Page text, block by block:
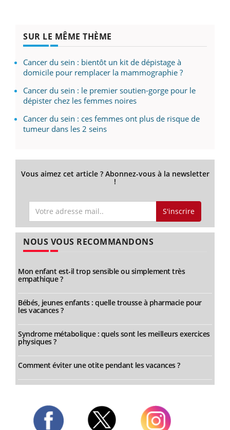
SUR LE MÊME THÈME
Cancer du sein : bientôt un kit de dépistage à
domicile pour remplacer la mammographie ?
Cancer du sein : le premier soutien-gorge pour le
dépister chez les femmes noires
Cancer du sein : ces femmes ont plus de risque de
tumeur dans les 2 seins
Vous aimez cet article ? Abonnez-vous à la newsletter
!
S'inscrire
NOUS VOUS RECOMMANDONS
Mon enfant est-il trop sensible ou simplement très
empathique ?
Bébés, jeunes enfants : quelle trousse à pharmacie pour
les vacances ?
Syndrome métabolique : quels sont les meilleurs exercices
physiques ?
Comment éviter une otite pendant les vacances ?